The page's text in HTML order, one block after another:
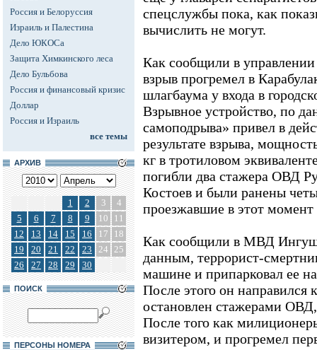
Россия и Белоруссия
Израиль и Палестина
Дело ЮКОСа
Защита Химкинского леса
Дело Бульбова
Россия и финансовый кризис
Доллар
Россия и Израиль
все темы
АРХИВ
1 2 3
4
5
6 7 8 9 10
11
12
13 14 15 16 17
18
19
20 21 22 23 24 25
26
27 28 29 30
ПОИСК
ПЕРСОНЫ НОМЕРА
спецслужбы пока, как
вычислить не могут.
Как сообщили в
взрыв прогремел в
шлагбаума у входа в
Взрывное устройство, по
самоподрыва» привел в
результате взрыва,
кг в тротиловом
погибли два стажера ОВД
Костоев и были ранены
проезжавшие в этот
Как сообщили в МВД
данным, террорист-
машине и припарковал ее
После этого он направился
остановлен стажерами
После того как
визитером, и прогремел